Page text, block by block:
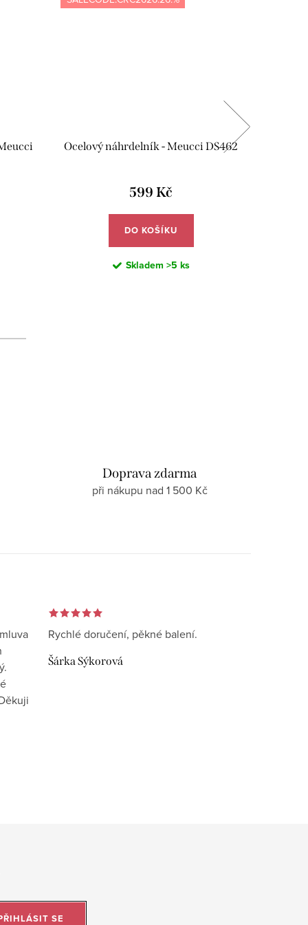
Ocelový náhrdelník - Meucci DS462
599 Kč
DO KOŠÍKU
Skladem >5 ks
Doprava zdarma
při nákupu nad 1 500 Kč
Rychlé doručení, pěkné balení.
Šárka Sýkorová
SE